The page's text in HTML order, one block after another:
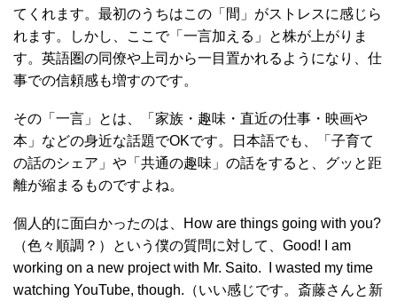
てくれます。最初のうちはこの「間」がストレスに感じら
れます。しかし、ここで「一言加える」と株が上がりま
す。英語圏の同僚や上司から一目置かれるようになり、仕
事での信頼感も増すのです。
その「一言」とは、「家族・趣味・直近の仕事・映画や
本」などの身近な話題でOKです。日本語でも、「子育て
の話のシェア」や「共通の趣味」の話をすると、グッと距
離が縮まるものですよね。
個人的に面白かったのは、How are things going with you?
（色々順調？）という僕の質問に対して、Good! I am
working on a new project with Mr. Saito. I wasted my time
watching YouTube, though.（いい感じです。斎藤さんと新